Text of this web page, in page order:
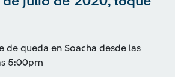
de queda en Soacha desde las
5:00pm